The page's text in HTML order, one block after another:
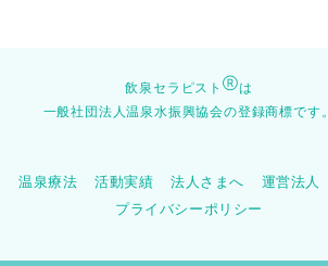
飲泉セラピスト Ⓡは
一般社団法人温泉水振興協会の登録商標です。
温泉療法 活動実績 法人さまへ 運営法人
プライバシーポリシー